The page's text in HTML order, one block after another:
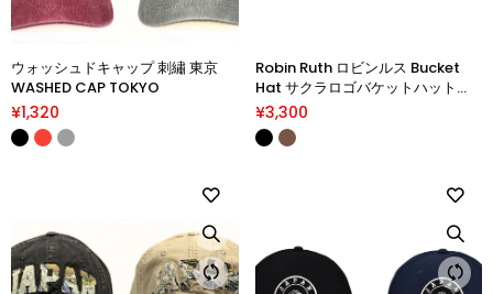
ウォッシュドキャップ 刺繡 東京
WASHED CAP TOKYO
¥1,320
Robin Ruth ロビンルス Bucket
Hat サクラロゴバケットハット
JAPAN
¥3,300